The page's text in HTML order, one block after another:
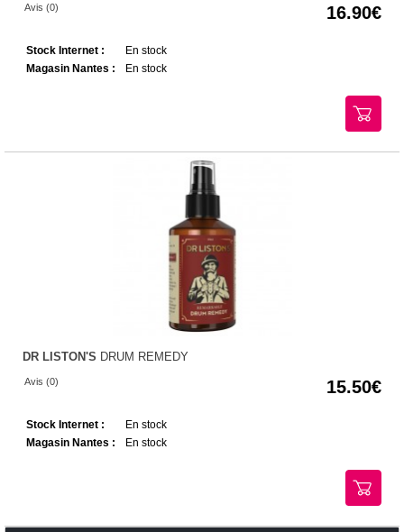
Avis (0) 16.90
Stock Internet :
En stock
Magasin Nantes :
En stock
DR LISTON'S DRUM REMEDY
Avis (0) 15.50
Stock Internet :
En stock
Magasin Nantes :
En stock